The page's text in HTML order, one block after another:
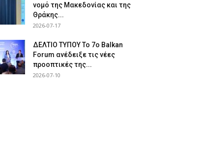
νομό της Μακεδονίας και της
Θράκης...
2026-07-17
ΔΕΛΤΙΟ ΤΥΠΟΥ Το 7ο Balkan
Forum ανέδειξε τις νέες
προοπτικές της...
2026-07-10